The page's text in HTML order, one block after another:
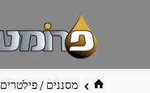
בית מסננים / פילטרים